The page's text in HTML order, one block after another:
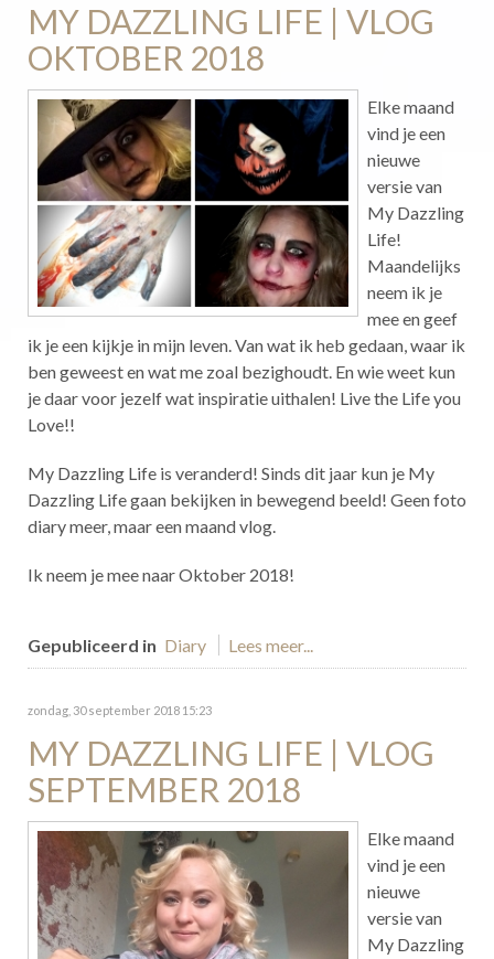
MY DAZZLING LIFE | VLOG
OKTOBER 2018
Elke maand
vind je een
nieuwe
versie van
My Dazzling
Life!
Maandelijks
neem ik je
mee en geef
ik je een kijkje in mijn leven. Van wat ik heb gedaan, waar ik
ben geweest en wat me zoal bezighoudt. En wie weet kun
je daar voor jezelf wat inspiratie uithalen! Live the Life you
Love!!
My Dazzling Life is veranderd! Sinds dit jaar kun je My
Dazzling Life gaan bekijken in bewegend beeld! Geen foto
diary meer, maar een maand vlog.
Ik neem je mee naar Oktober 2018!
Gepubliceerd in Diary Lees meer...
zondag, 30 september 2018 15:23
MY DAZZLING LIFE | VLOG
SEPTEMBER 2018
Elke maand
vind je een
nieuwe
versie van
My Dazzling